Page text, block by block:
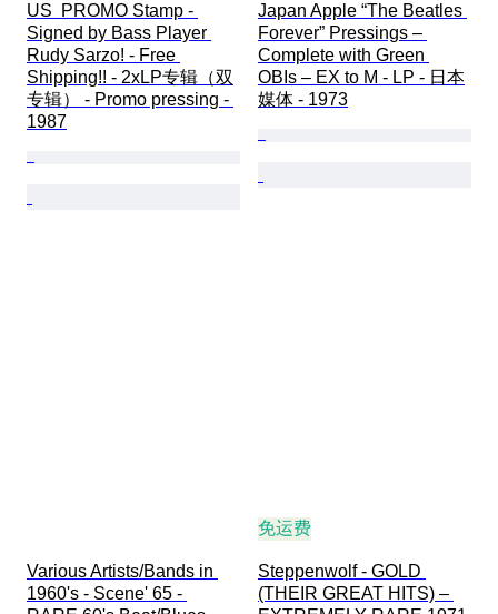
US  PROMO Stamp -
Signed by Bass Player
Rudy Sarzo! - Free
Shipping!! - 2xLP专辑（双
专辑） - Promo pressing -
1987
Japan Apple “The Beatles
Forever” Pressings –
Complete with Green
OBIs – EX to M - LP - 日本
媒体 - 1973
Various Artists/Bands in
1960's - Scene' 65 -
免运费
Steppenwolf - GOLD
(THEIR GREAT HITS) –